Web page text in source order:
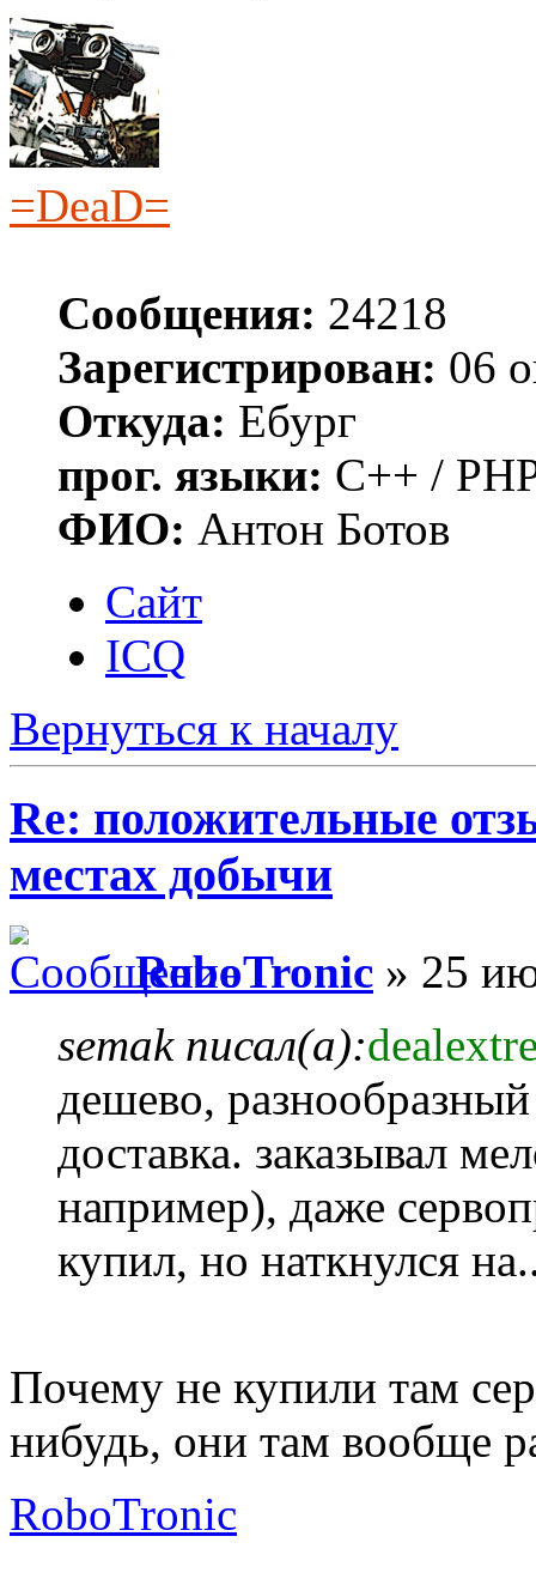
=DeaD=
Сообщения: 24218
Зарегистрирован: 06
Откуда: Ебург
прог. языки: C++ /
ФИО: Антон Ботов
Сайт
ICQ
Вернуться к началу
Re: положительные
местах добычи
RoboTronic » 25
semak писал(а):
дешево,
доставка. заказывал
например), даже
купил, но наткнулся
Почему не купили там
нибудь, они там вообще
RoboTronic